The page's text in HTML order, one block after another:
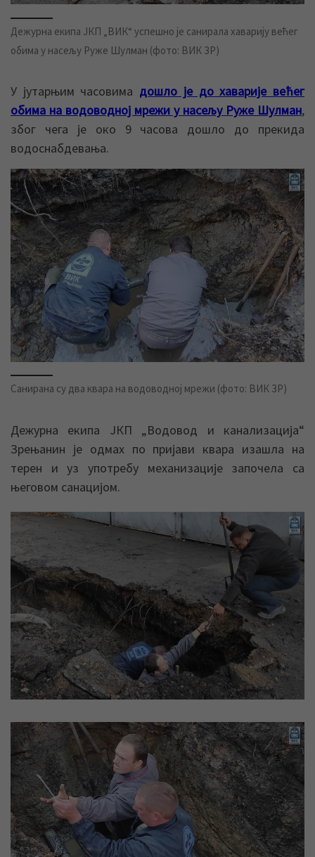
Дежурна екипа ЈКП „ВИК“ успешно је санирала хаварију већег
обима у насељу Руже Шулман (фото: ВИК ЗР)
У јутарњим часовима дошло је до хаварије већег
обима на водоводној мрежи у насељу Руже Шулман,
због чега је око 9 часова дошло до прекида
водоснабдевања.
Санирана су два квара на водоводној мрежи (фото: ВИК ЗР)
Дежурна екипа ЈКП „Водовод и канализација“
Зрењанин је одмах по пријави квара изашла на
терен и уз употребу механизације започела са
његовом санацијом.